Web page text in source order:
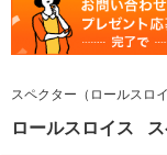
スペクター（ロールスロ
ロールスロイス